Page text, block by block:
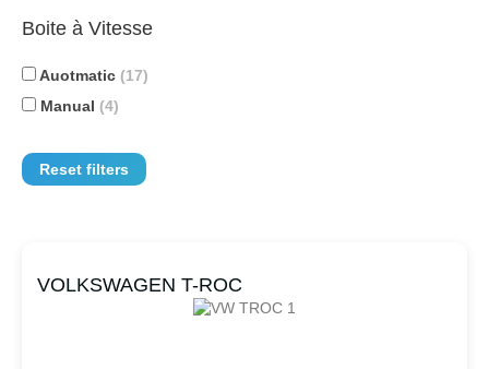
Boite à Vitesse
Auotmatic (17)
Manual (4)
Reset filters
VOLKSWAGEN T-ROC